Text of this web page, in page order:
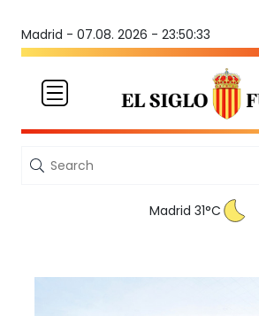
Madrid - 07.08. 2026 - 23:50:33
Madrid 31°C